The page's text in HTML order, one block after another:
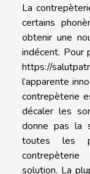
La
certains
obtenir une
indécent. Pour
https://
l’apparente
contrepèterie
décaler les
donne pas la
toutes les
solution. La